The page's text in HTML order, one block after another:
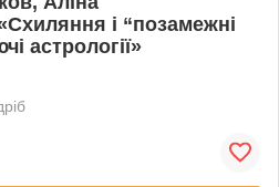
і “позамежні
астрології»